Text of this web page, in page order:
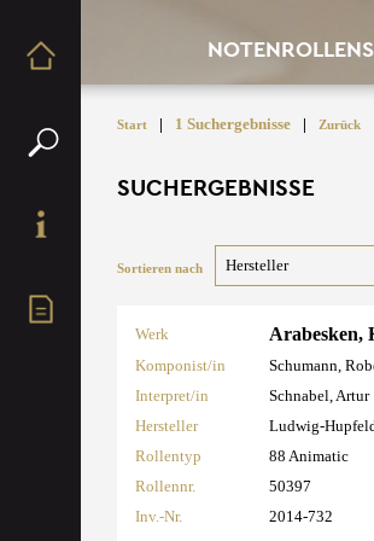
Start | 1 Suchergebnisse | Zurück
SUCHERGEBNISSE
Sortieren nach
Werk Arabesken,
Komponist/in
Schumann,
Interpret/in
Schnabel, Artur
Hersteller
Ludwig-
Rollentyp
88 Animatic
Rollennr.
50397
Inv.-Nr.
2014-732